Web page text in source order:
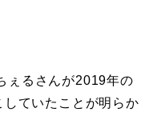
ぇるさんが2019年の
ていたことが明らか